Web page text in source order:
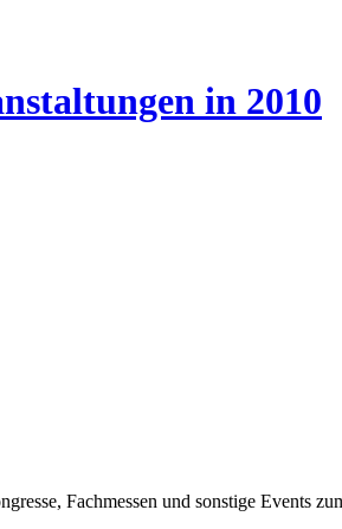
in 2010
Fachmessen und sonstige Events